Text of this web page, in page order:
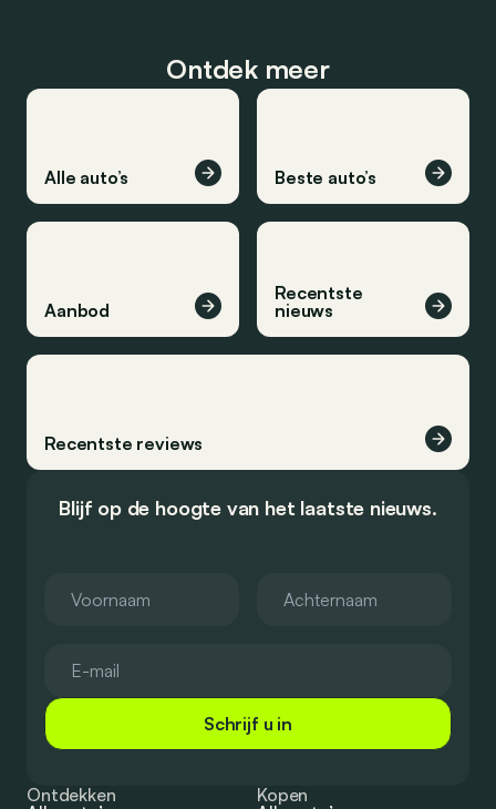
Ontdek meer
Alle auto’s Beste auto’s
Aanbod
Recentste
nieuws
Recentste reviews
Blijf op de hoogte van het laatste nieuws.
Schrijf u in
Ontdekken
Kopen